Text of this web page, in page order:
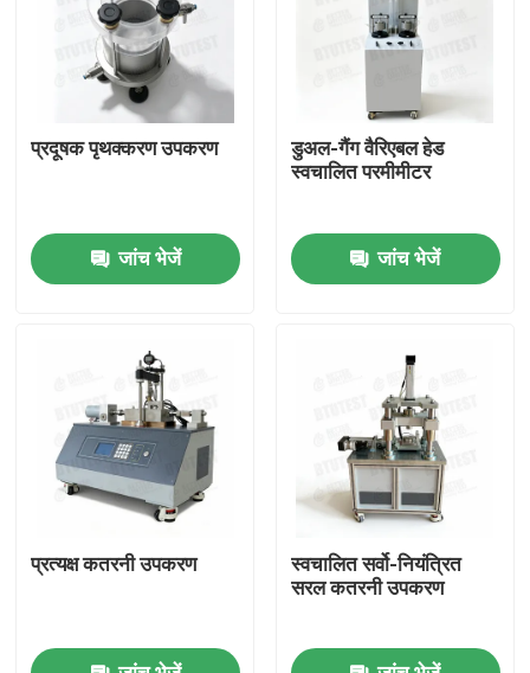
हमारे बारे में
गुणवत्ता नियंत्रण
हमसे संपर्क करें
एक बोली का अनुरोध
यूनिवर्सल टेस्टिंग मशीन
कंक्रीट परीक्षण मशीन
प्रदूषक पृथक्करण उपकरण
जांच भेजें
डुअल-गैंग वैरिएबल हेड
स्वचालित परमीमीटर
जांच भेजें
प्रत्यक्ष कतरनी उपकरण
स्वचालित सर्वो-नियंत्रित
सरल कतरनी उपकरण